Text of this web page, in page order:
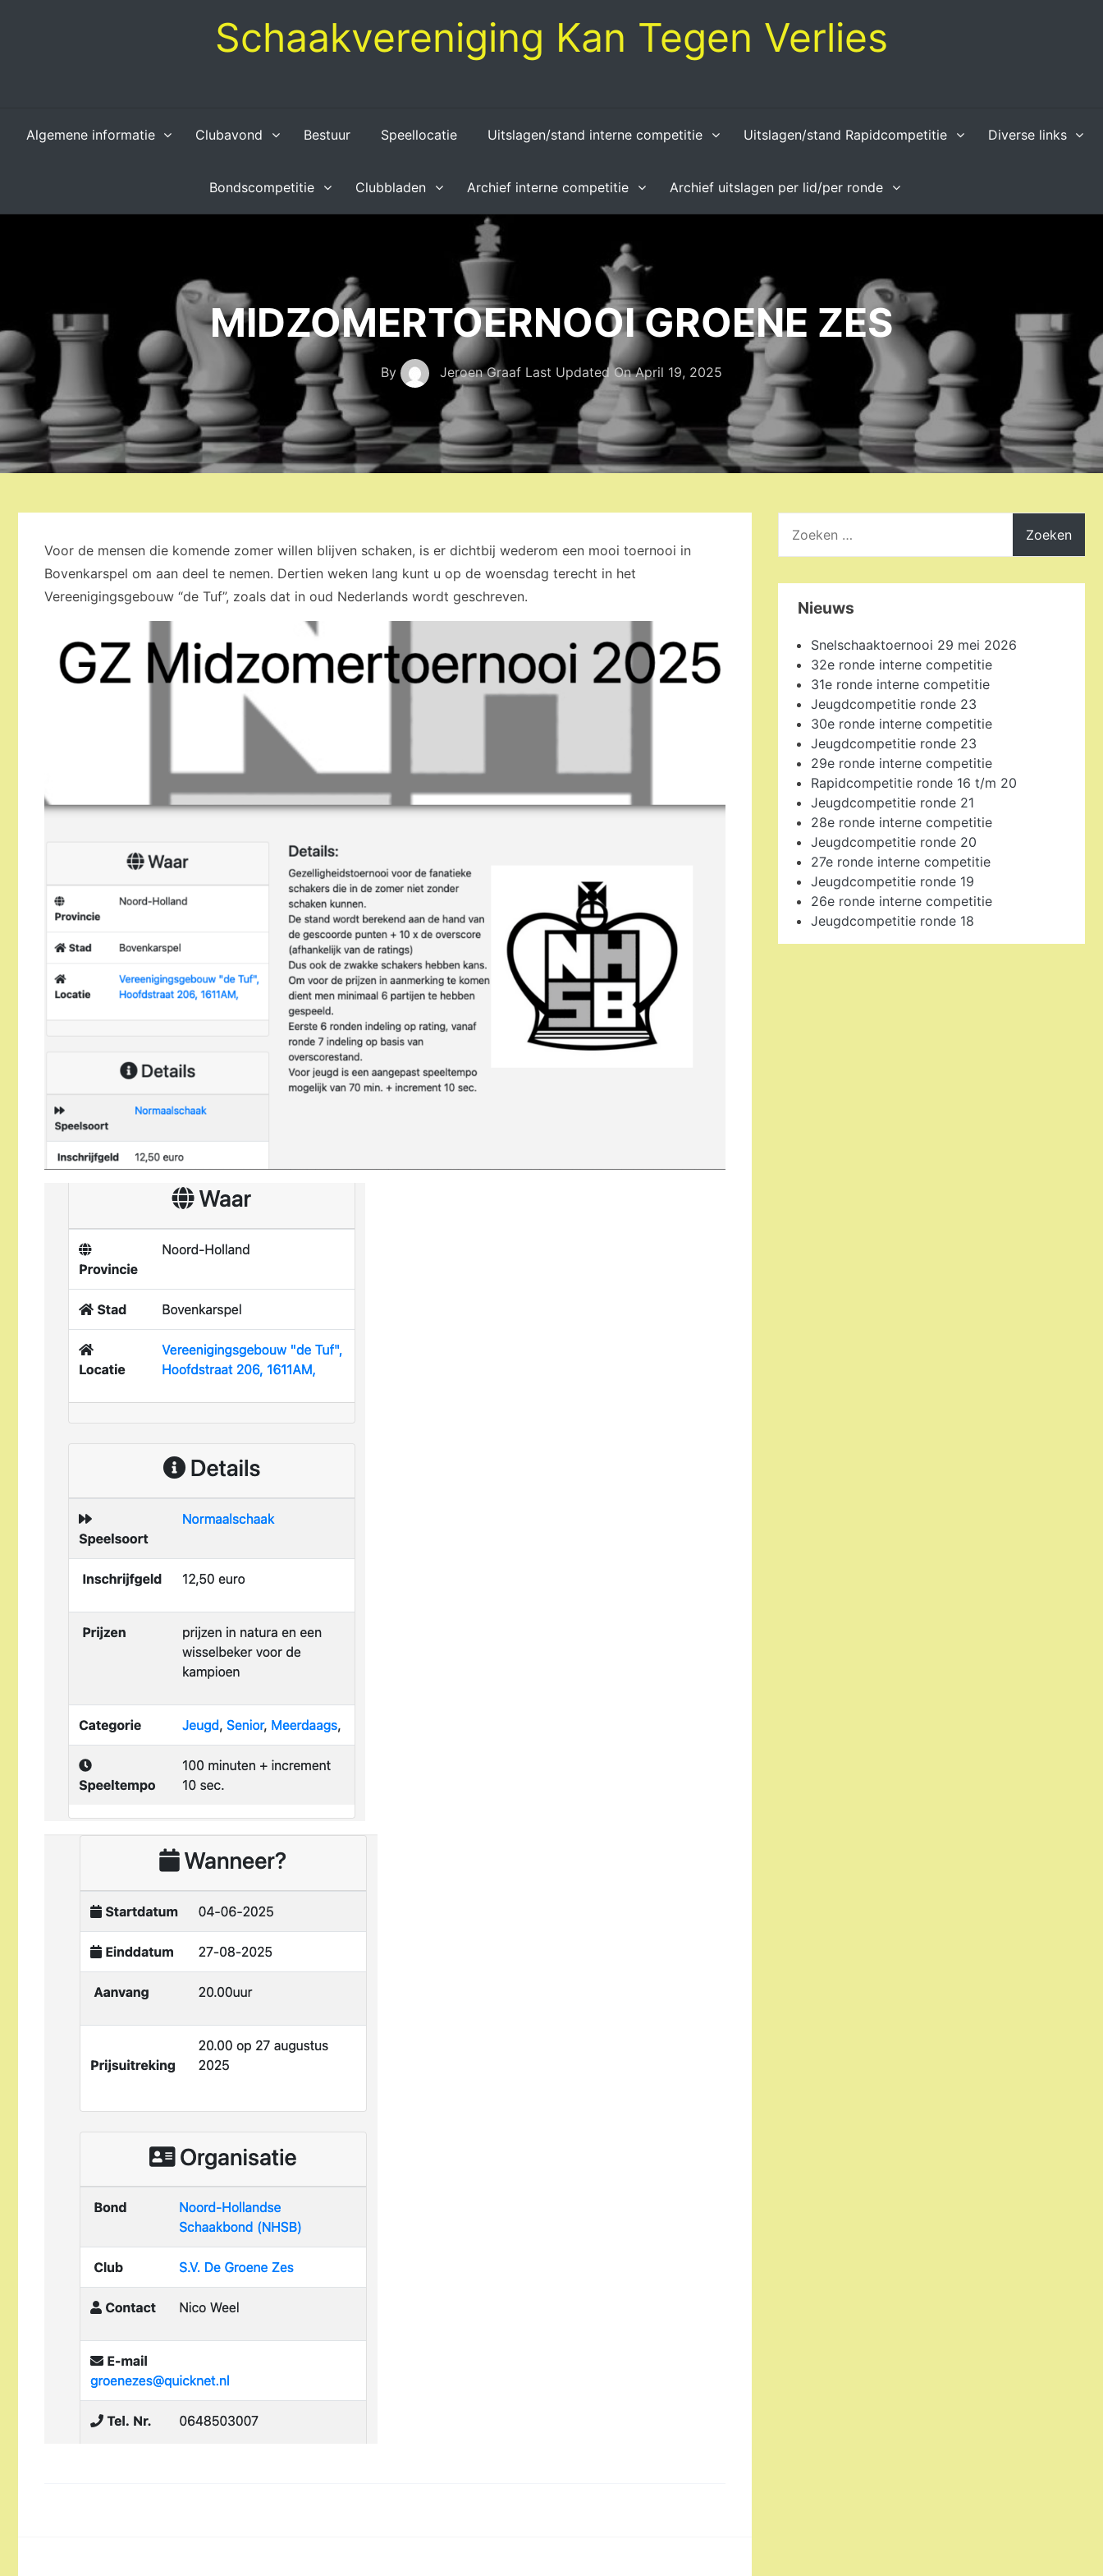
Schaakvereniging Kan Tegen Verlies
Algemene informatie Clubavond Bestuur Speellocatie Uitslagen/stand interne competitie Uitslagen/stand Rapidcompetitie Diverse links
Bondscompetitie Clubbladen Archief interne competitie Archief uitslagen per lid/per ronde
MIDZOMERTOERNOOI GROENE ZES
By Jeroen Graaf Last Updated OnApril 19, 2025
Voor de mensen die komende zomer willen blijven schaken, is er dichtbij wederom een mooi toernooi in
Bovenkarspel om aan deel te nemen. Dertien weken lang kunt u op de woensdag terecht in het
Vereenigingsgebouw “de Tuf”, zoals dat in oud Nederlands wordt geschreven.
naar:
Nieuws
Snelschaaktoernooi 29 mei 2026
32e ronde interne competitie
31e ronde interne competitie
Jeugdcompetitie ronde 23
30e ronde interne competitie
Jeugdcompetitie ronde 23
29e ronde interne competitie
Rapidcompetitie ronde 16 t/m 20
Jeugdcompetitie ronde 21
28e ronde interne competitie
Jeugdcompetitie ronde 20
27e ronde interne competitie
Jeugdcompetitie ronde 19
26e ronde interne competitie
Jeugdcompetitie ronde 18